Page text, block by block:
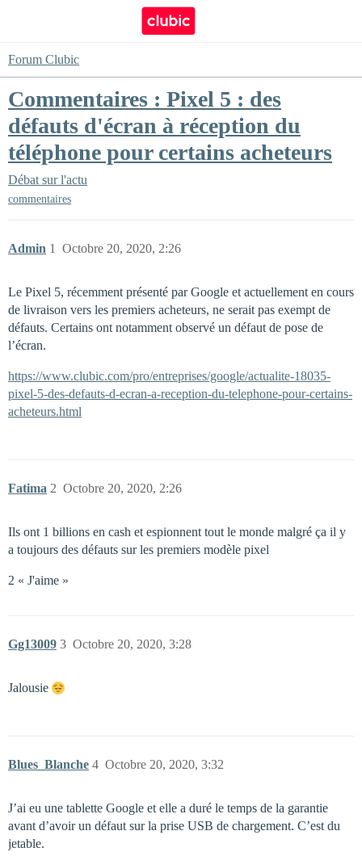
Forum Clubic
Commentaires : Pixel 5 : des
défauts d'écran à réception du
téléphone pour certains acheteurs
Débat sur l'actu
commentaires
Admin Octobre 20, 2020, 2:26
1
Le Pixel 5, récemment présenté par Google et actuellement en cours
de livraison vers les premiers acheteurs, ne serait pas exempt de
défauts. Certains ont notamment observé un défaut de pose de
l’écran.
https://www.clubic.com/pro/entreprises/google/actualite-18035-
pixel-5-des-defauts-d-ecran-a-reception-du-telephone-pour-certains-
acheteurs.html
Fatima Octobre 20, 2020, 2:26
2
Ils ont 1 billions en cash et espionnent tout le monde malgré ça il y
a toujours des défauts sur les premiers modèle pixel
2 « J'aime »
Gg13009 Octobre 20, 2020, 3:28
3
Jalousie
Blues_Blanche Octobre 20, 2020, 3:32
4
J’ai eu une tablette Google et elle a duré le temps de la garantie
avant d’avoir un défaut sur la prise USB de chargement. C’est du
jetable.